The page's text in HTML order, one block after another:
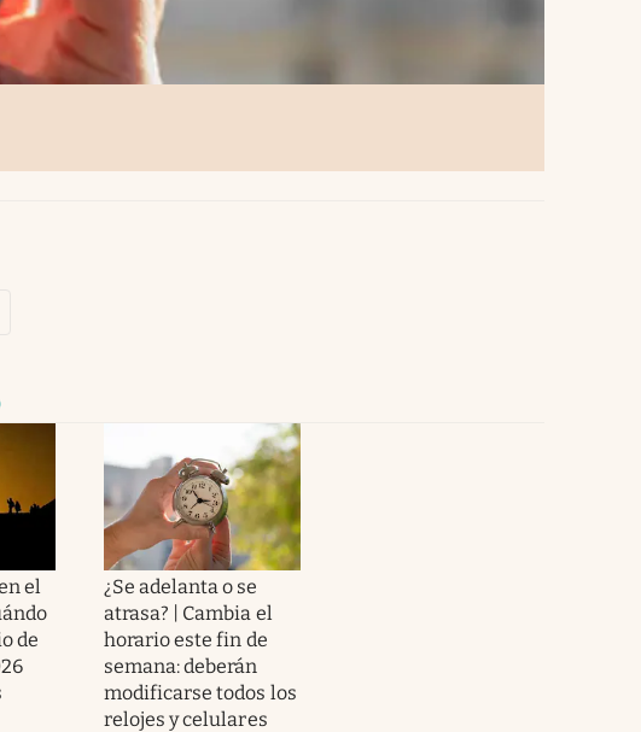
el
de
¿Se adelanta o se
atrasa? | Cambia el
horario este fin de
semana: deberán
modificarse todos los
relojes y celulares